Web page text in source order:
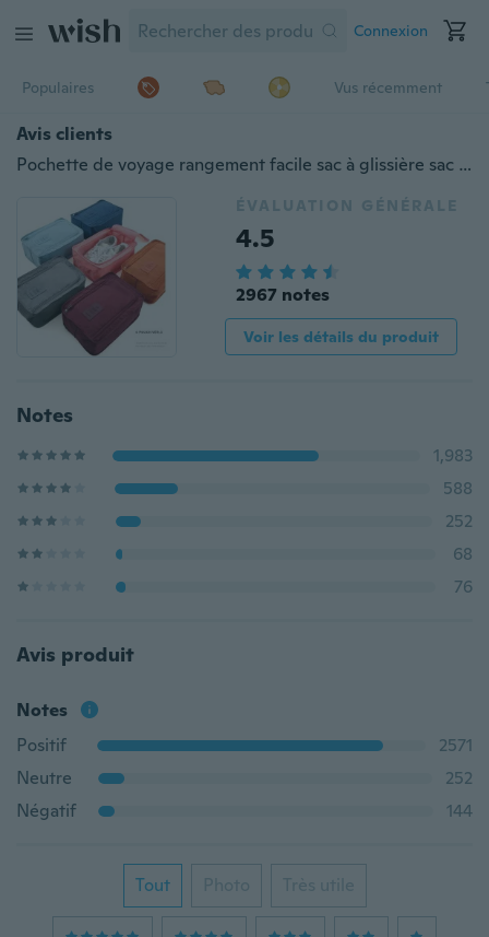
Connexion
Populaires Vus récemment
Avis clients
Pochette de voyage rangement facile sac à glissière sac à linge imperméable à l'eau organisateur de chaussures ensemble 1 pc
ÉVALUATION GÉNÉRALE
4.5
2967 notes
Voir les détails du produit
Notes
1,983
588
252
68
76
Avis produit
Notes
Positif
2571
Neutre
252
Négatif
144
Tout Photo Très utile